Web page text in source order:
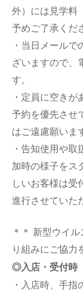
外）には見学料
予めご了承くだ
・当日メール
ざいますので、
す。
・定員に空き
予約を優先させ
はご遠慮願いま
・告知使用や
加時の様子をス
しいお客様は受
進行させていた
＊＊ 新型ウイ
り組みにご協力
◎入店・受付時
・入店時、手指